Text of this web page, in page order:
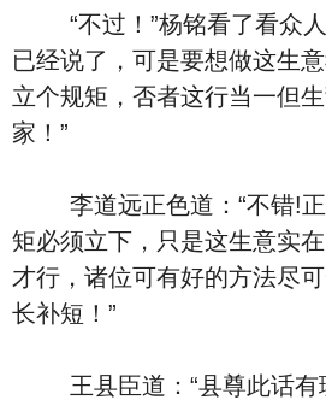
“不过！”杨铭看了看众人
已经说了，可是要想做这生
立个规矩，否者这行当一但
家！”
李道远正色道：“不错!正
矩必须立下，只是这生意实
才行，诸位可有好的方法尽
长补短！”
王县臣道：“县尊此话有